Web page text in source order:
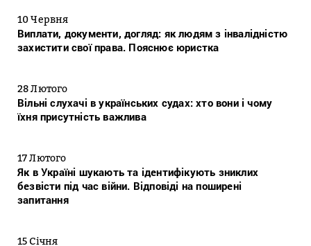
10 Червня
Виплати, документи, догляд: як людям з інвалідністю
захистити свої права. Пояснює юристка
28 Лютого
Вільні слухачі в українських судах: хто вони і чому
їхня присутність важлива
17 Лютого
Як в Україні шукають та ідентифікують зниклих
безвісти під час війни. Відповіді на поширені
запитання
15 Січня